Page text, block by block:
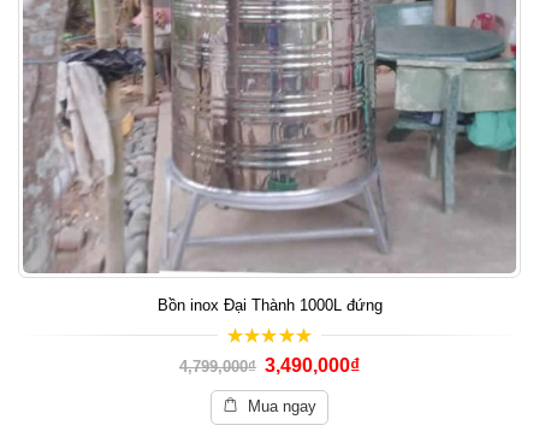
Bồn inox Đại Thành 1000L đứng
5.00out of 5
4,799,000₫ 3,490,000₫
Mua ngay